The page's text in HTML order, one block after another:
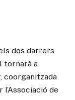
dos darrers
tornarà a
coorganitzada
l’Associació de